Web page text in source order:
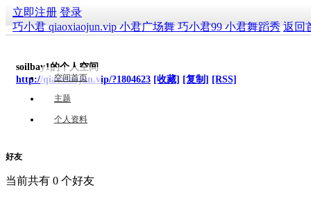
立即注册 登录
巧小君 qiaoxiaojun.vip 小君广场舞 巧小君99 小君舞蹈秀 返回
soilbay1的个人空间
http://qiaoxiaojun.vip/?1804623 [收藏] [复制] [RSS]
空间首页
主题
个人资料
好友
当前共有 0 个好友